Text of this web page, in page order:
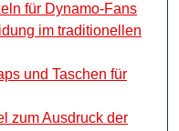
für Dynamo-Fans
im traditionellen
und Taschen für
zum Ausdruck der